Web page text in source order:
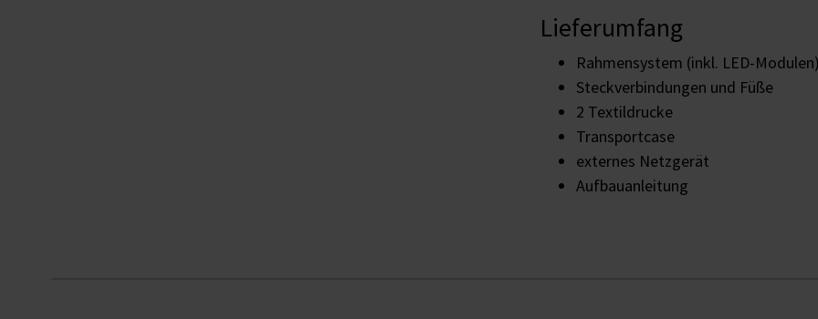
Lieferumfang
Rahmensystem (inkl. LED-Modulen)
Steckverbindungen und Füße
2 Textildrucke
Transportcase
externes Netzgerät
Aufbauanleitung